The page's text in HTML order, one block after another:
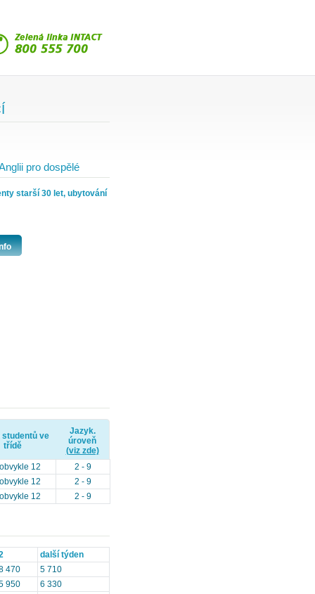
pro dospělé
starší 30 let, ubytování
studentů ve
třídě
Jazyk.
úroveň
(viz zde)
12
2 - 9
12
2 - 9
12 2 - 9
další týden
470
5 710
950
6 330